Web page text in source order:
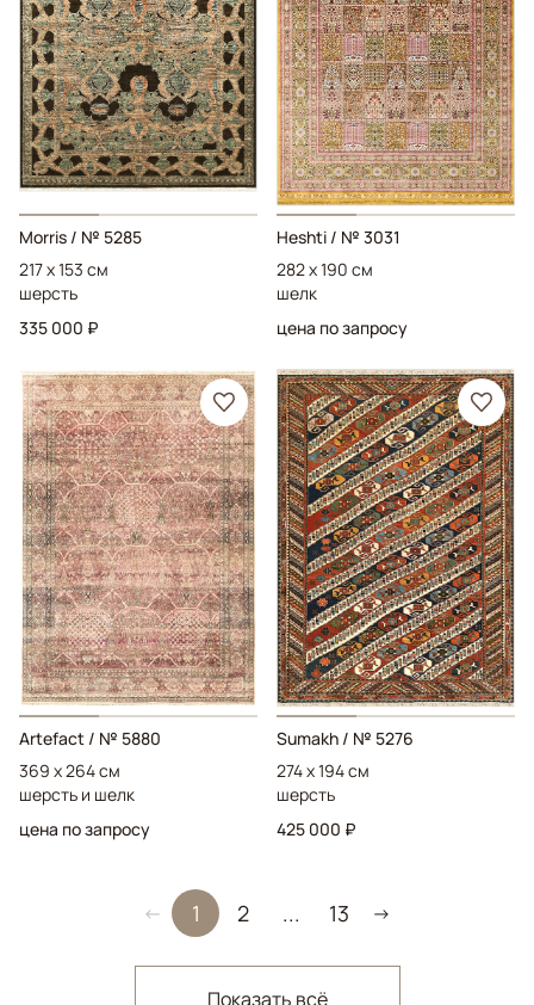
Morris / № 5285
217 x 153 см
шерсть
335 000 ₽
Heshti / № 3031
282 x 190 см
шелк
цена по запросу
Artefact / № 5880
369 x 264 см
шерсть и шелк
цена по запросу
Sumakh / № 5276
274 x 194 см
шерсть
425 000 ₽
← 1 2 ... 13 →
Показать всё